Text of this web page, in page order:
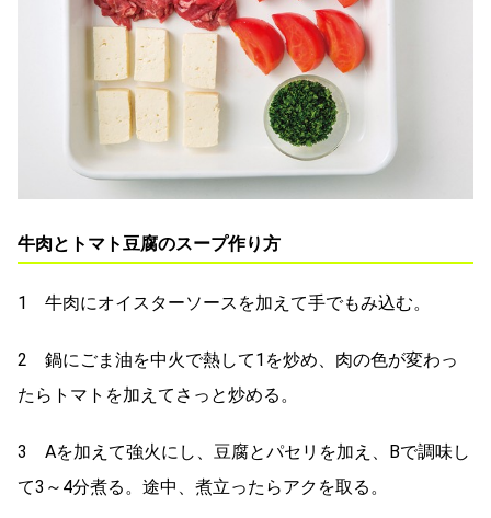
牛肉とトマト豆腐のスープ作り方
1 牛肉にオイスターソースを加えて手でもみ込む。
2 鍋にごま油を中火で熱して1を炒め、肉の色が変わっ
たらトマトを加えてさっと炒める。
3 Aを加えて強火にし、豆腐とパセリを加え、Bで調味し
て3～4分煮る。途中、煮立ったらアクを取る。